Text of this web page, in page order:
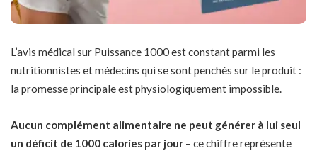
L’avis médical sur Puissance 1000 est constant parmi les
nutritionnistes et médecins qui se sont penchés sur le produit :
la promesse principale est physiologiquement impossible.
Aucun complément alimentaire ne peut générer à lui seul
un déficit de 1000 calories par jour – ce chiffre représente